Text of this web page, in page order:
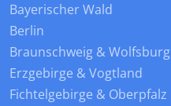
Bayerischer Wald
Berlin
Braunschweig & Wolfsburg
Erzgebirge & Vogtland
Fichtelgebirge & Oberpfalz